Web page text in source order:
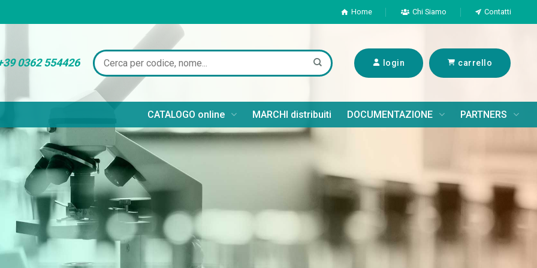
Home Chi Siamo Contatti
0362 554426 login carrello
CATALOGO online MARCHI distribuiti DOCUMENTAZIONE PARTNERS